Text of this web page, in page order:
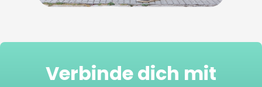
Verbinde dich mit